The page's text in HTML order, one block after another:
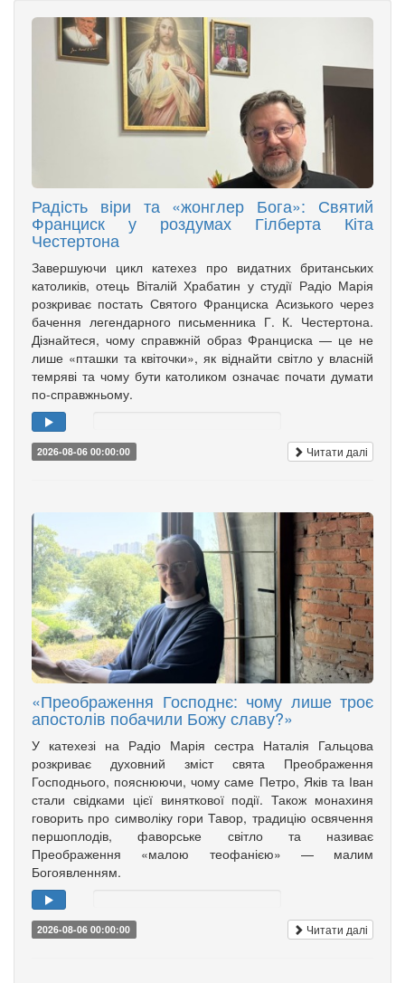
Радість віри та «жонглер Бога»: Святий
Франциск у роздумах Гілберта Кіта
Честертона
Завершуючи цикл катехез про видатних британських
католиків, отець Віталій Храбатин у студії Радіо Марія
розкриває постать Святого Франциска Асизького через
бачення легендарного письменника Г. К. Честертона.
Дізнайтеся, чому справжній образ Франциска — це не
лише «пташки та квіточки», як віднайти світло у власній
темряві та чому бути католиком означає почати думати
по-справжньому.
2026-08-06 00:00:00 Читати далі
«Преображення Господнє: чому лише троє
апостолів побачили Божу славу?»
У катехезі на Радіо Марія сестра Наталія Гальцова
розкриває духовний зміст свята Преображення
Господнього, пояснюючи, чому саме Петро, Яків та Іван
стали свідками цієї виняткової події. Також монахиня
говорить про символіку гори Тавор, традицію освячення
першоплодів, фаворське світло та називає
Преображення «малою теофанією» — малим
Богоявленням.
2026-08-06 00:00:00 Читати далі